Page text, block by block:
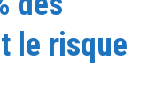
le risque